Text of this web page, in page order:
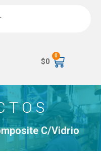
$0
0
C/Vidrio